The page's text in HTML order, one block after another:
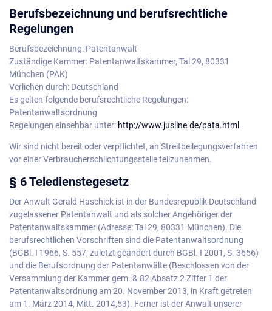
Berufsbezeichnung und berufsrechtliche
Regelungen
Berufsbezeichnung: Patentanwalt
Zuständige Kammer: Patentanwaltskammer, Tal 29, 80331
München (PAK)
Verliehen durch: Deutschland
Es gelten folgende berufsrechtliche Regelungen:
Patentanwaltsordnung
Regelungen einsehbar unter: http://www.jusline.de/pata.html
Wir sind nicht bereit oder verpflichtet, an Streitbeilegungsverfahren
vor einer Verbraucherschlichtungsstelle teilzunehmen.
§ 6 Teledienstegesetz
Der Anwalt Gerald Haschick ist in der Bundesrepublik Deutschland
zugelassener Patentanwalt und als solcher Angehöriger der
Patentanwaltskammer (Adresse: Tal 29, 80331 München). Die
berufsrechtlichen Vorschriften sind die Patentanwaltsordnung
(BGBl. I 1966, S. 557, zuletzt geändert durch BGBl. I 2001, S. 3656)
und die Berufsordnung der Patentanwälte (Beschlossen von der
Versammlung der Kammer gem. & 82 Absatz 2 Ziffer 1 der
Patentanwaltsordnung am 20. November 2013, in Kraft getreten
am 1. März 2014, Mitt. 2014,53). Ferner ist der Anwalt unserer